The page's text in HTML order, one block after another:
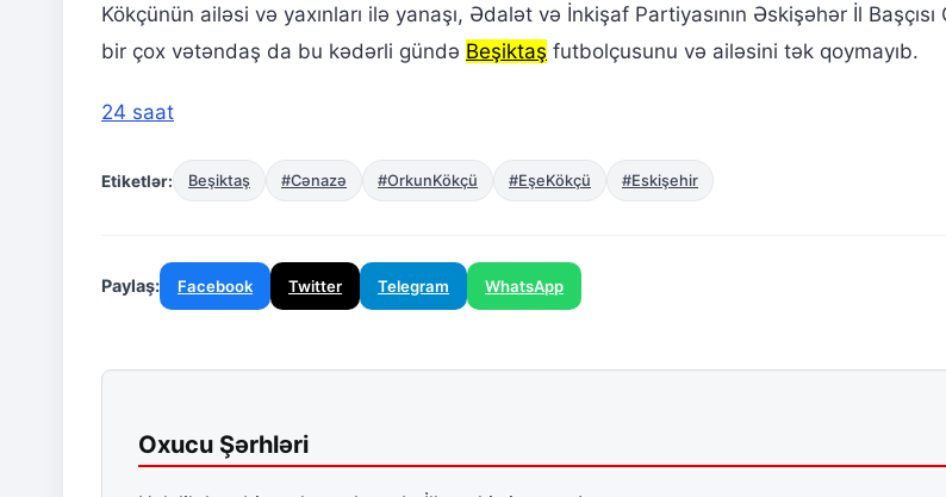
Kökçünün ailəsi və yaxınları ilə yanaşı, Ədalət və İnkişaf Partiyasının Əskişəhər İl
bir çox vətəndaş da bu kədərli gündə Beşiktaş futbolçusunu və ailəsini tək qoymayıb.
24 saat
Etiketlər: Beşiktaş #Cənazə #OrkunKökçü #EşeKökçü #Eskişehir
Paylaş: Facebook Twitter Telegram WhatsApp
Oxucu Şərhləri